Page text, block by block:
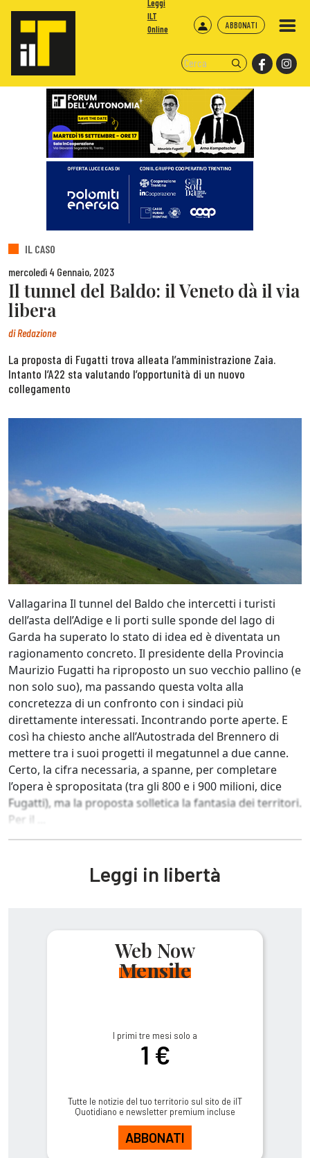
ABBONATI
Leggi
ILT
Online
IL CASO
mercoledì 4 Gennaio, 2023
Il tunnel del Baldo: il Veneto dà il via
libera
diRedazione
La proposta di Fugatti trova alleata l’amministrazione Zaia.
Intanto l’A22 sta valutando l’opportunità di un nuovo
collegamento
Vallagarina Il tunnel del Baldo che intercetti i turisti
dell’asta dell’Adige e li porti sulle sponde del lago di
Garda ha superato lo stato di idea ed è diventata un
ragionamento concreto. Il presidente della Provincia
Maurizio Fugatti ha riproposto un suo vecchio pallino (e
non solo suo), ma passando questa volta alla
concretezza di un confronto con i sindaci più
direttamente interessati. Incontrando porte aperte. E
così ha chiesto anche all’Autostrada del Brennero di
mettere tra i suoi progetti il megatunnel a due canne.
Certo, la cifra necessaria, a spanne, per completare
l’opera è spropositata (tra gli 800 e i 900 milioni, dice
Fugatti), ma la proposta solletica la fantasia dei territori.
Per il ...
Leggi in libertà
Web Now
Mensile
I primi tre mesi solo a
1 €
Tutte le notizie del tuo territorio sul sito de ilT
Quotidiano e newsletter premium incluse
ABBONATI